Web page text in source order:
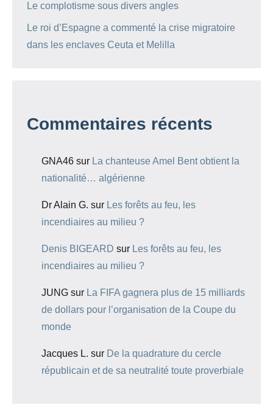
Le complotisme sous divers angles
Le roi d’Espagne a commenté la crise migratoire
dans les enclaves Ceuta et Melilla
Commentaires récents
GNA46 sur La chanteuse Amel Bent obtient la
nationalité… algérienne
Dr Alain G. sur Les forêts au feu, les
incendiaires au milieu ?
Denis BIGEARD sur Les forêts au feu, les
incendiaires au milieu ?
JUNG sur La FIFA gagnera plus de 15 milliards
de dollars pour l’organisation de la Coupe du
monde
Jacques L. sur De la quadrature du cercle
républicain et de sa neutralité toute proverbiale